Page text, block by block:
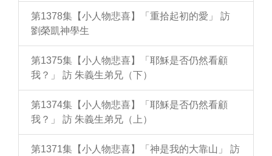
第1378集【小人物悲喜】「重拾起初的愛」 訪
劉榮凱神學生
第1375集【小人物悲喜】「耶穌是否仍然看顧
我？」 訪 朱義生弟兄（下）
第1374集【小人物悲喜】「耶穌是否仍然看顧
我？」 訪 朱義生弟兄（上）
第1371集【小人物悲喜】「神是我的大靠山」 訪